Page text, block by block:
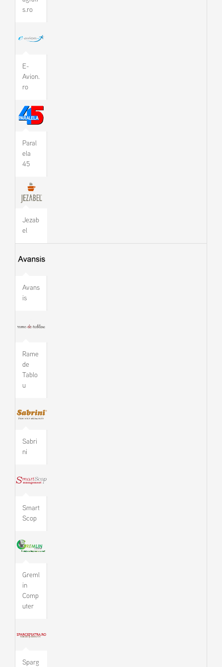
s.ro
E-
Avion.
ro
Paral
ela
45
Jezab
el
Avans
is
Rame
de
Tablo
u
Sabri
ni
Smart
Scop
Greml
in
Comp
uter
Sparg